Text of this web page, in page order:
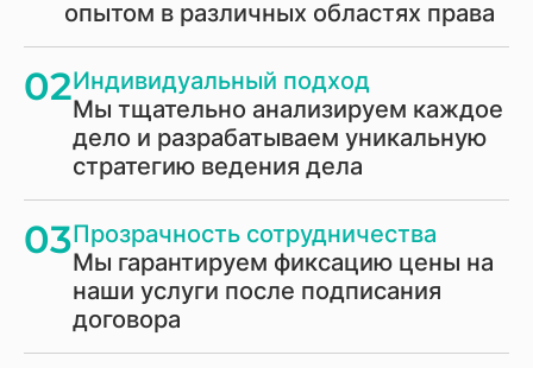
опытом в различных областях права
02Индивидуальный подход
Мы тщательно анализируем каждое
дело и разрабатываем уникальную
стратегию ведения дела
03Прозрачность сотрудничества
Мы гарантируем фиксацию цены на
наши услуги после подписания
договора